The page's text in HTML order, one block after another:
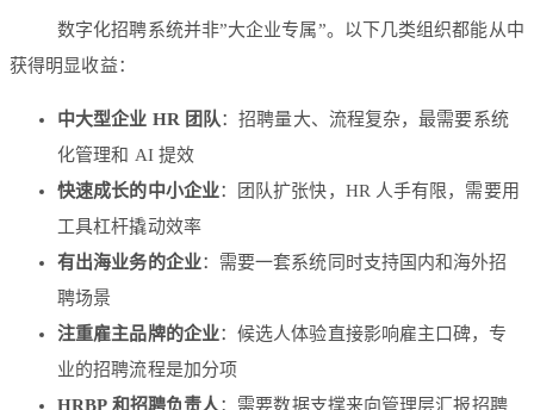
数字化招聘系统并非”大企业专属”。以下几类组织都能从中
获得明显收益：
中大型企业 HR 团队：招聘量大、流程复杂，最需要系统
化管理和 AI 提效
快速成长的中小企业：团队扩张快，HR 人手有限，需要用
工具杠杆撬动效率
有出海业务的企业：需要一套系统同时支持国内和海外招
聘场景
注重雇主品牌的企业：候选人体验直接影响雇主口碑，专
业的招聘流程是加分项
HRBP 和招聘负责人：需要数据支撑来向管理层汇报招聘